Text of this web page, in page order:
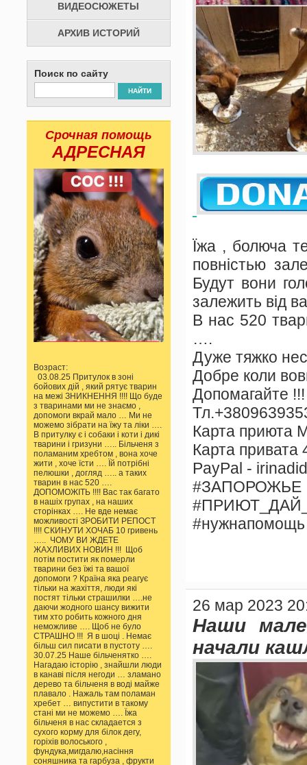
ВИДЕОСЮЖЕТЫ
АРХИВ ИСТОРИЙ
Поиск по сайту
НАЙТИ
Срочная помощь
АДРЕСНАЯ
Возраст:
03.08.25 Притулок в зоні
бойових дій , який рятує тварин
на межі ЗНИКНЕННЯ !!!! Що буде
з тваринами ми не знаємо ,
допомоги вкрай мало … Ми не
можемо зібрати на їжу та ліки ….
В притулку є і собаки і коти і дикі
тварини і гризуни ….. Більченя з
поламаним хребтом , вона хоче
жити , хоче їсти …. Їй потрібні
пелюшки , догляд ….. а таких
тварин в нас 520 ….
ДОПОМОЖІТЬ !!!! Вас так багато
в нашіх групах , на наших
сторінках …. Не вде немає
можливості ЗРОБИТИ РЕПОСТ
!!!! СКИНУТИ ХОЧАБ 10 гривень
….. ЧОМУ ВИ ЖДЕТЕ
ЖАХЛИВИХ НОВИН !!! Щоб
потім постити як померли
тварини без їжі та вашої
допомоги ? Країна яка реагує
тільки на жахіття, люди які
постят тільки страшилки ….не
даючи жодного шансу вижити
тим хто робить кожного дня
неможливе …. Щоб не було
СТРАШНО !!! Я в шоці . Немає
більш сил писати в пустоту ….
30.07.25 Наше більченятко ….
Нагадаю історію , знайшли люди
в канаві після негоди … зламано
дерево та більченя в воді майже
плавало . Нажаль там поламан
хребет … випустити в такому
стані ми не можемо …. Їжа
більченя в нас складается з
сухого корму для білок дегу,
горіхів волоського ,
фундука,мигдалю,насіння
соняшника та гарбуза , фрукти
Їжа , болюча
повністью
Будут вони
залежить від
В нас 520
….
Дуже тяжко
Добре коли
Допомагайте !!!
Карта приюта
Карта
PayPal -
#ЗАПОРОЖЬЕ
#нужнапомощь
26 мар 2023
Наши
начали